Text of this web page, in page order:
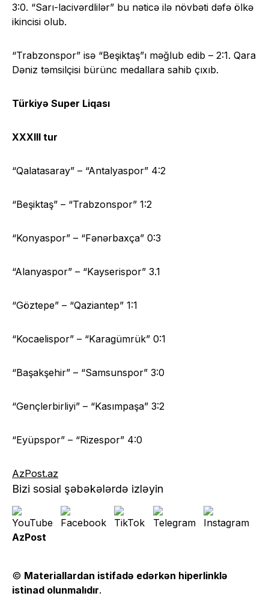
3:0. “Sarı-lacivərdlilər” bu nəticə ilə növbəti dəfə ölkə
ikincisi olub.
“Trabzonspor” isə “Beşiktaş”ı məğlub edib – 2:1. Qara
Dəniz təmsilçisi bürünc medallara sahib çıxıb.
Türkiyə Super Liqası
XXXIII tur
“Qalatasaray” – “Antalyaspor” 4:2
“Beşiktaş” – “Trabzonspor” 1:2
“Konyaspor” – “Fənərbaxça” 0:3
“Alanyaspor” – “Kayserispor” 3.1
“Göztepe” – “Qaziantep” 1:1
“Kocaelispor” – “Karagümrük” 0:1
“Başakşehir” – “Samsunspor” 3:0
“Gençlerbirliyi” – “Kasımpaşa” 3:2
“Eyüpspor” – “Rizespor” 4:0
AzPost.az
Bizi sosial şəbəkələrdə izləyin
AzPost
© Materiallardan istifadə edərkən hiperlinklə
istinad olunmalıdır.